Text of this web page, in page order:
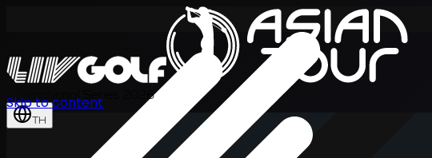
International Series 2026
TH
Skip to content